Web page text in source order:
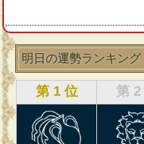
明日の運勢ランキング
第 1 位 第 2